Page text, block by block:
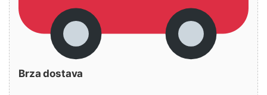
Brza dostava